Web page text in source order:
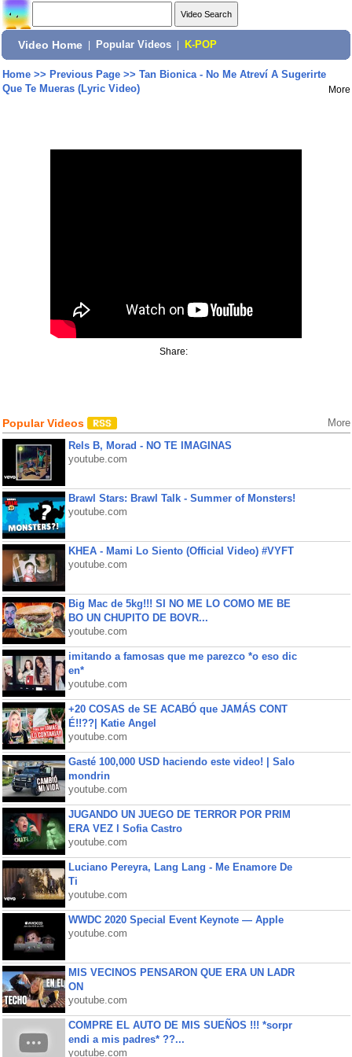
Video Home Popular Videos K-POP
Home>> Previous Page>> Tan Bionica - No Me Atreví A Sugerirte
Que Te Mueras (Lyric Video)
More
Share:
Popular Videos More
Rels B, Morad - NO TE IMAGINAS
youtube.com
Brawl Stars: Brawl Talk - Summer of Monsters!
youtube.com
KHEA - Mami Lo Siento (Official Video) #VYFT
youtube.com
Big Mac de 5kg!!! SI NO ME LO COMO ME BE
BO UN CHUPITO DE BOVR...
youtube.com
imitando a famosas que me parezco *o eso dic
en*
youtube.com
+20 COSAS de SE ACABÓ que JAMÁS CONT
É!!??| Katie Angel
youtube.com
Gasté 100,000 USD haciendo este video! | Salo
mondrin
youtube.com
JUGANDO UN JUEGO DE TERROR POR PRIM
ERA VEZ l Sofia Castro
youtube.com
Luciano Pereyra, Lang Lang - Me Enamore De
Ti
youtube.com
WWDC 2020 Special Event Keynote — Apple
youtube.com
MIS VECINOS PENSARON QUE ERA UN LADR
ON
youtube.com
COMPRE EL AUTO DE MIS SUEÑOS !!! *sorpr
endi a mis padres* ??...
youtube.com